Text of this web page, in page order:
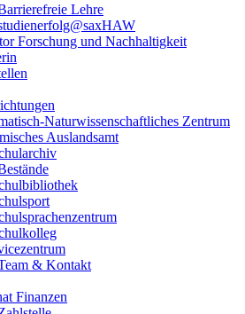
Lehre
Forschung und Nachhaltigkeit
Naturwissenschaftliches Zentrum
Auslandsamt
& Kontakt
Finanzen